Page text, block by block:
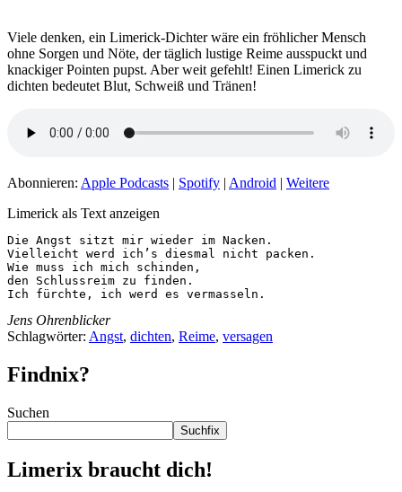
Viele denken, ein Limerick-Dichter wäre ein fröhlicher Mensch
ohne Sorgen und Nöte, der täglich lustige Reime ausspuckt und
knackiger Pointen pupst. Aber weit gefehlt! Einen Limerick zu
dichten bedeutet Blut, Schweiß und Tränen!
Abonnieren: Apple Podcasts | Spotify | Android | Weitere
Limerick als Text anzeigen
Die Angst sitzt mir wieder im Nacken.
Vielleicht werd ich’s diesmal nicht packen.
Wie muss ich mich schinden,
den Schlussreim zu finden.
Ich fürchte, ich werd es vermasseln.
Jens Ohrenblicker
Schlagwörter: Angst, dichten, Reime, versagen
Findnix?
Suchen
Suchfix
Limerix braucht dich!